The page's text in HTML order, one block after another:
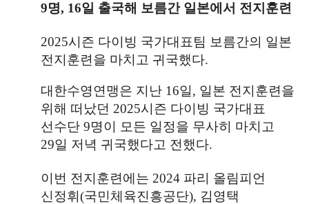
9명, 16일 출국해 보름간 일본에서 전지훈련
2025시즌 다이빙 국가대표팀 보름간의 일본
전지훈련을 마치고 귀국했다.
대한수영연맹은 지난 16일, 일본 전지훈련을
위해 떠났던 2025시즌 다이빙 국가대표
선수단9명이 모든 일정을 무사히 마치고
29일 저녁 귀국했다고 전했다.
이번 전지훈련에는 2024 파리 올림피언
신정휘(국민체육진흥공단), 김영택